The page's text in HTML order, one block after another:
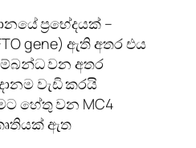
ප්‍රභේදයක් –
gene) ඇති අතර එය
වන අතර
වැඩි කරයි
හේතු වන MC4
ඇත